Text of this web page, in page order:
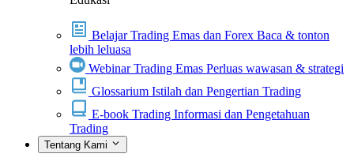
Belajar Trading Emas dan Forex Baca & tonton
lebih leluasa
Webinar Trading Emas Perluas wawasan & strategi
Glossarium Istilah dan Pengertian Trading
E-book Trading Informasi dan Pengetahuan
Trading
Tentang Kami